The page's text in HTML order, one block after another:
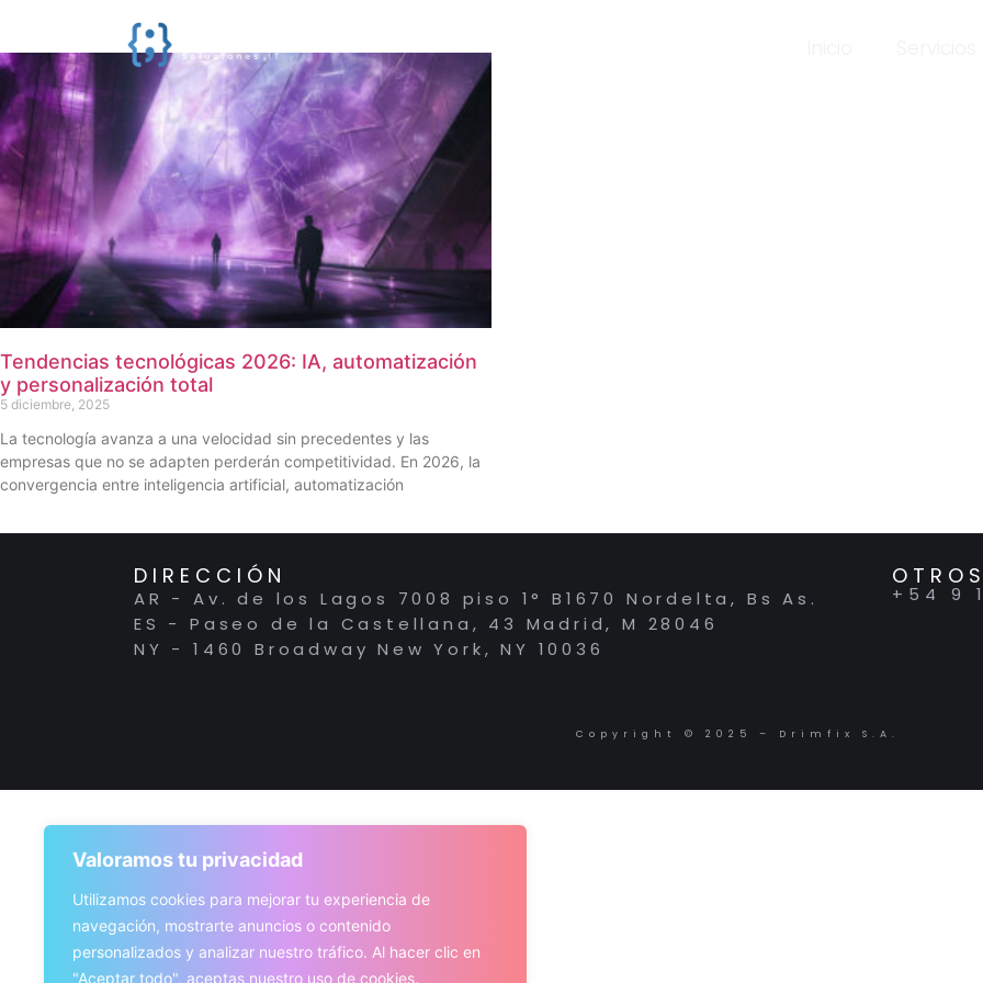
Valoramos tu privacidad
Utilizamos cookies para mejorar tu experiencia de
navegación, mostrarte anuncios o contenido
personalizados y analizar nuestro tráfico. Al hacer clic en
"Aceptar todo", aceptas nuestro uso de cookies.
Tendencias tecnológicas 2026: IA, automatización
y personalización total
5 diciembre, 2025
La tecnología avanza a una velocidad sin precedentes y las
empresas que no se adapten perderán competitividad. En 2026, la
convergencia entre inteligencia artificial, automatización
DIRECCIÓN
AR - Av. de los Lagos 7008 piso 1° B1670 Nordelta, Bs As.
ES - Paseo de la Castellana, 43 Madrid, M 28046
NY - 1460 Broadway New York, NY 10036
+54 9
Copyright © 2025 – Drimfix S.A.